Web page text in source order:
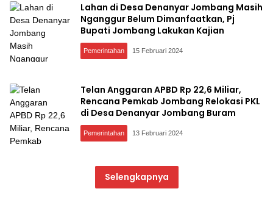
Lahan di Desa Denanyar Jombang Masih
Nganggur Belum Dimanfaatkan, Pj
Bupati Jombang Lakukan Kajian
Pemerintahan 15 Februari 2024
Telan Anggaran APBD Rp 22,6 Miliar,
Rencana Pemkab Jombang Relokasi PKL
di Desa Denanyar Jombang Buram
Pemerintahan 13 Februari 2024
Selengkapnya